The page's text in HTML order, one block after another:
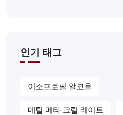
인기 태그
이소프로필 알코올
메틸 메타 크릴 레이트